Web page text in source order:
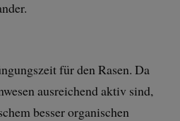
für den Rasen. Da
ausreichend aktiv sind,
besser organischen